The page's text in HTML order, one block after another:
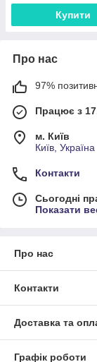
Купити
Про нас
97%
Працює з
м. Київ
Київ, Україна
Контакти
Сьогодні
Показати
Про нас
Контакти
Доставка та
Графік роботи